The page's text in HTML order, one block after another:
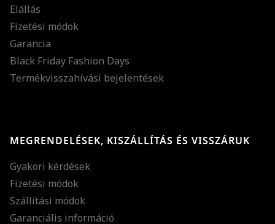
Elállás
Fizetési módok
Garancia
Black Friday Fashion Days
Termékvisszahívási bejelentések
MEGRENDELÉSEK, KISZÁLLÍTÁS ÉS VISSZÁRUK
Gyakori kérdések
Fizetési módok
Szállítási módok
Garanciális információ